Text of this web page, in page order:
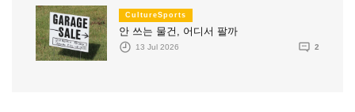
CultureSports
안 쓰는 물건, 어디서 팔까
13 Jul 2026 2